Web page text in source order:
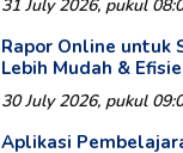
31 July 2026, pukul
Rapor Online untuk
Lebih Mudah &
30 July 2026, pukul
Aplikasi